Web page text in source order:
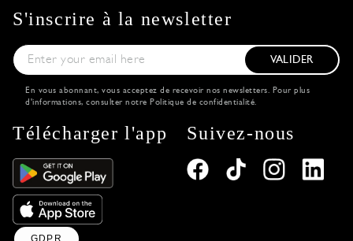
S'inscrire à la newsletter
VALIDER
En vous abonnant, vous acceptez de recevoir nos newsletters. Pour plus
d'informations, consulter notre Politique de confidentialité.
Télécharger l'app Suivez-nous
GDPR